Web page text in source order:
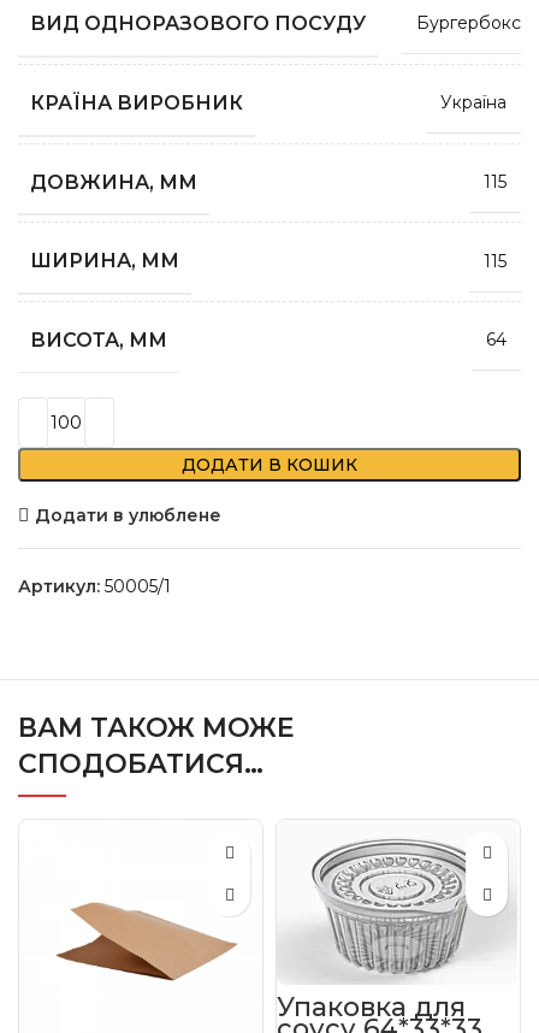
ВИД ОДНОРАЗОВОГО ПОСУДУ Бургербокс
КРАЇНА ВИРОБНИК Україна
ДОВЖИНА, ММ 115
ШИРИНА, ММ 115
ВИСОТА, ММ 64
ДОДАТИ В КОШИК
Додати в улюблене
Артикул: 50005/1
ВАМ ТАКОЖ МОЖЕ
СПОДОБАТИСЯ…
Упаковка для